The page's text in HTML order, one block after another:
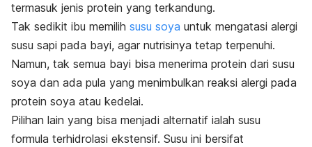
termasuk jenis protein yang terkandung.
Tak sedikit ibu memilih susu soya untuk mengatasi alergi
susu sapi pada bayi, agar nutrisinya tetap terpenuhi.
Namun, tak semua bayi bisa menerima protein dari susu
soya dan ada pula yang menimbulkan reaksi alergi pada
protein soya atau kedelai.
Pilihan lain yang bisa menjadi alternatif ialah susu
formula terhidrolasi ekstensif. Susu ini bersifat